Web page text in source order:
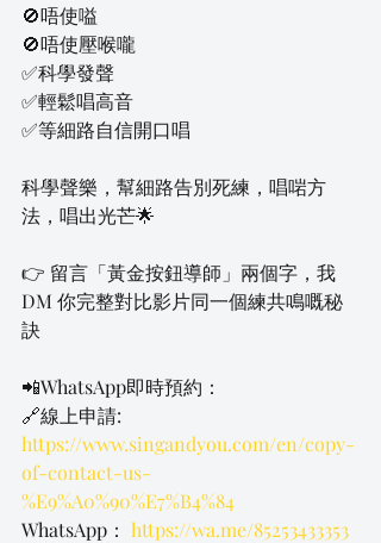
🚫唔使嗌
🚫唔使壓喉嚨
✅科學發聲
✅輕鬆唱高音
✅等細路自信開口唱
科學聲樂，幫細路告別死練，唱啱方
法，唱出光芒🌟
👉 留言「黃金按鈕導師」兩個字，我
DM 你完整對比影片同一個練共鳴嘅秘
訣
📲WhatsApp即時預約：
🔗線上申請:
https://www.singandyou.com/en/copy-
of-contact-us-
%E9%A0%90%E7%B4%84
WhatsApp： https://wa.me/85253433353